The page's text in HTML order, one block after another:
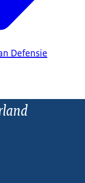
Defensie